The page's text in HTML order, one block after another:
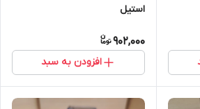
استیل
902,000
افزودن به سبد